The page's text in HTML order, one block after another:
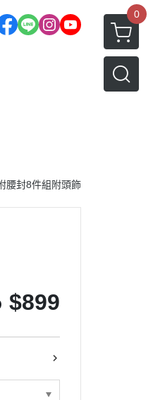
0
腰封8件組附頭飾
$899